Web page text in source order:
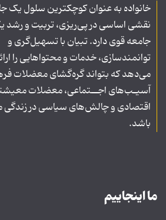
خانواده به عنوان کوچکترین سلول یک
نقشی اساسی در پی‌ریزی، تربیت و رشد
جامعه قوی دارد. تبیان با تسهیل‌گری و
توانمندسازی، خدمات و محتواهایی را
می‌دهد که بتواند گره‌گشای معضلات
آسیـب‌های اجــتماعی، معضلات
اقتصادی و چالش‌های سیاسی در زندگی
باشد.
ما اینجاییم